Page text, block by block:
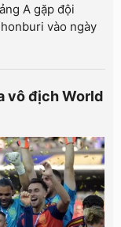
A gặp đội
vào ngày
vô địch World